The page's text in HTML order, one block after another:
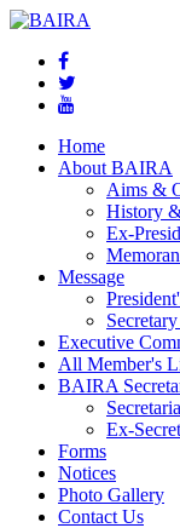
Home
About BAIRA
Aims &
History
Ex-
Message
Executive
All Member's
BAIRA
Ex-
Forms
Notices
Photo Gallery
Contact Us